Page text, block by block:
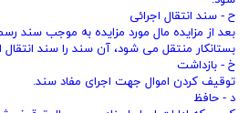
ح - سند انتقال اجرائی
بعد از مزایده مال مورد مزایده به موجب سند
بستانکار منتقل می‌ شود، آن سند را سند انتقال
خ - بازداشت
توقیف کردن اموال جهت اجرای مفاد سند.
د - حافظ